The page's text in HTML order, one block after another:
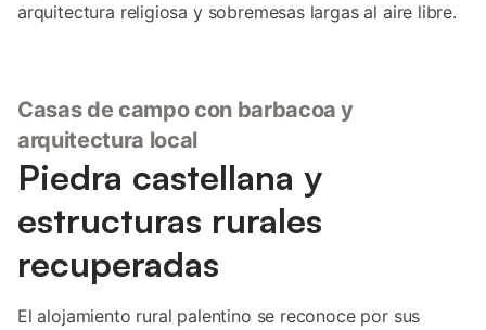
arquitectura religiosa y sobremesas largas al aire libre.
Casas de campo con barbacoa y
arquitectura local
Piedra castellana y
estructuras rurales
recuperadas
El alojamiento rural palentino se reconoce por sus